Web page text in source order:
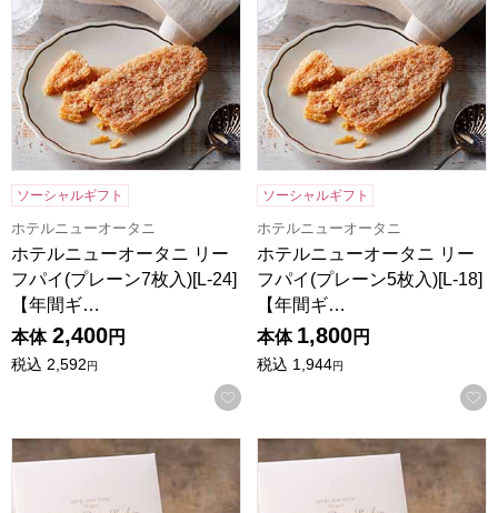
ソーシャルギフト
ホテルニューオータニ
ホテルニューオータニ リー
フパイ(プレーン7枚入)[L-24]
【年間ギ…
本体 2,400円
税込 2,592円
お気に入りに登録する
ソーシャルギフト
ホテルニューオータニ
ホテルニューオータニ リー
フパイ(プレーン5枚入)[L-18]
【年間ギ…
本体 1,800円
税込 1,944円
ホテルニューオータニ マロンバウムクーヘン9個入り(プレ
ホテルニューオータニ マロ